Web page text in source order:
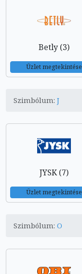
Betly (3)
Üzlet megtekintése
Szimbólum: J
JYSK (7)
Üzlet megtekintése
Szimbólum: O